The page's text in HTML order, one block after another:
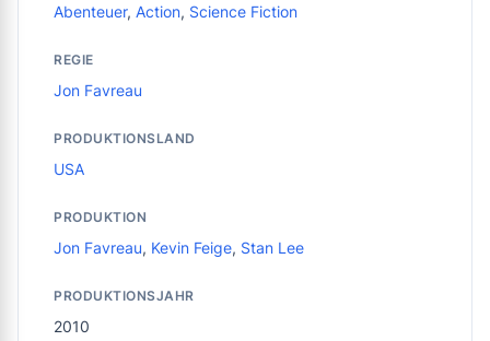
Abenteuer, Action, Science Fiction
REGIE
Jon Favreau
PRODUKTIONSLAND
USA
PRODUKTION
Jon Favreau, Kevin Feige, Stan Lee
PRODUKTIONSJAHR
2010